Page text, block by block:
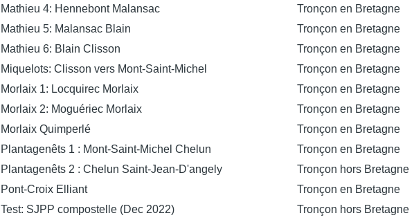
Mathieu 4: Hennebont Malansac
Tronçon en Bretagne
Mathieu 5: Malansac Blain
Tronçon en Bretagne
Mathieu 6: Blain Clisson
Tronçon en Bretagne
Miquelots: Clisson vers Mont-Saint-Michel
Tronçon en Bretagne
Morlaix 1: Locquirec Morlaix
Tronçon en Bretagne
Morlaix 2: Moguériec Morlaix
Tronçon en Bretagne
Morlaix Quimperlé
Tronçon en Bretagne
Plantagenêts 1 : Mont-Saint-Michel Chelun
Tronçon en Bretagne
Plantagenêts 2 : Chelun Saint-Jean-D'angely
Tronçon hors Bretagne
Pont-Croix Elliant
Tronçon en Bretagne
Test: SJPP compostelle (Dec 2022)
Tronçon hors Bretagne